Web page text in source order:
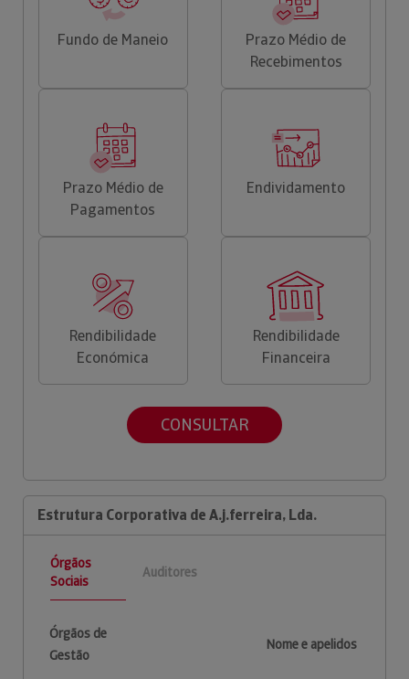
Fundo de Maneio
Prazo Médio de
Recebimentos
Prazo Médio de
Pagamentos
Endividamento
Rendibilidade
Económica
Rendibilidade
Financeira
CONSULTAR
Estrutura Corporativa de A.j.ferreira, Lda.
Órgãos
Sociais
Auditores
Órgãos de
Gestão
Nome e apelidos